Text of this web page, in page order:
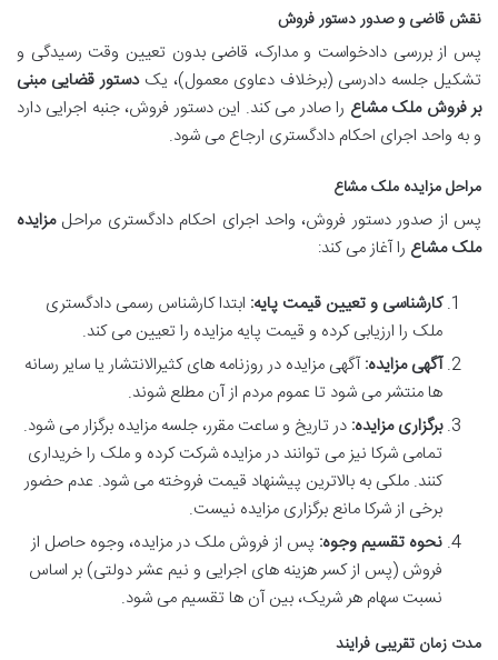
نقش قاضی و صدور دستور فروش
پس از بررسی دادخواست و مدارک، قاضی بدون تعیین وقت رسیدگی و
تشکیل جلسه دادرسی (برخلاف دعاوی معمول)، یکدستور قضایی مبنی
بر فروش ملک مشاع را صادر می کند. این دستور فروش، جنبه اجرایی دارد
و به واحد اجرای احکام دادگستری ارجاع می شود.
مراحل مزایده ملک مشاع
پس از صدور دستور فروش، واحد اجرای احکام دادگستری مراحلمزایده
ملک مشاع را آغاز می کند:
کارشناسی و تعیین قیمت پایه: ابتدا کارشناس رسمی دادگستری
ملک را ارزیابی کرده و قیمت پایه مزایده را تعیین می کند.
آگهی مزایده:آگهی مزایده در روزنامه های کثیرالانتشار یا سایر رسانه
ها منتشر می شود تا عموم مردم از آن مطلع شوند.
برگزاری مزایده: در تاریخ و ساعت مقرر، جلسه مزایده برگزار می شود.
تمامی شرکا نیز می توانند در مزایده شرکت کرده و ملک را خریداری
کنند. ملکی به بالاترین پیشنهاد قیمت فروخته می شود. عدم حضور
برخی از شرکا مانع برگزاری مزایده نیست.
نحوه تقسیم وجوه: پس از فروش ملک در مزایده، وجوه حاصل از
فروش (پس از کسر هزینه های اجرایی و نیم عشر دولتی) بر اساس
نسبت سهام هر شریک، بین آن ها تقسیم می شود.
مدت زمان تقریبی فرایند